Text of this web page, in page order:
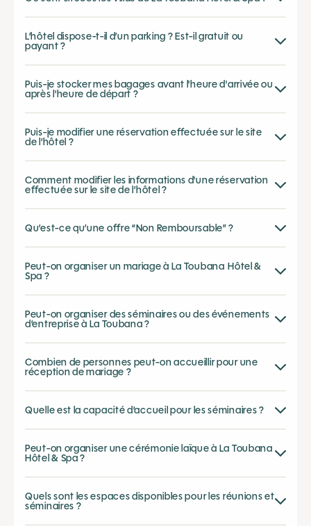
L’hôtel dispose-t-il d’un parking ? Est-il gratuit ou
payant ?
Puis-je stocker mes bagages avant l'heure d'arrivée ou
après l'heure de départ ?
Puis-je modifier une réservation effectuée sur le site
de l’hôtel ?
Comment modifier les informations d'une réservation
effectuée sur le site de l’hôtel ?
Qu’est-ce qu’une offre “Non Remboursable” ?
Peut-on organiser un mariage à La Toubana Hôtel &
Spa ?
Peut-on organiser des séminaires ou des événements
d’entreprise à La Toubana ?
Combien de personnes peut-on accueillir pour une
réception de mariage ?
Quelle est la capacité d’accueil pour les séminaires ?
Peut-on organiser une cérémonie laïque à La Toubana
Hôtel & Spa ?
Quels sont les espaces disponibles pour les réunions et
séminaires ?